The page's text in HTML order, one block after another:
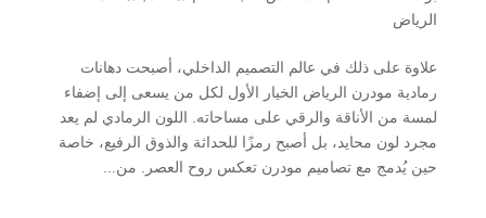
الرياض
علاوة على ذلك في عالم التصميم الداخلي، أصبحت دهانات
رمادية مودرن الرياض الخيار الأول لكل من يسعى إلى إضفاء
لمسة من الأناقة والرقي على مساحاته. اللون الرمادي لم يعد
مجرد لون محايد، بل أصبح رمزًا للحداثة والذوق الرفيع، خاصة
حين يُدمج مع تصاميم مودرن تعكس روح العصر. من...